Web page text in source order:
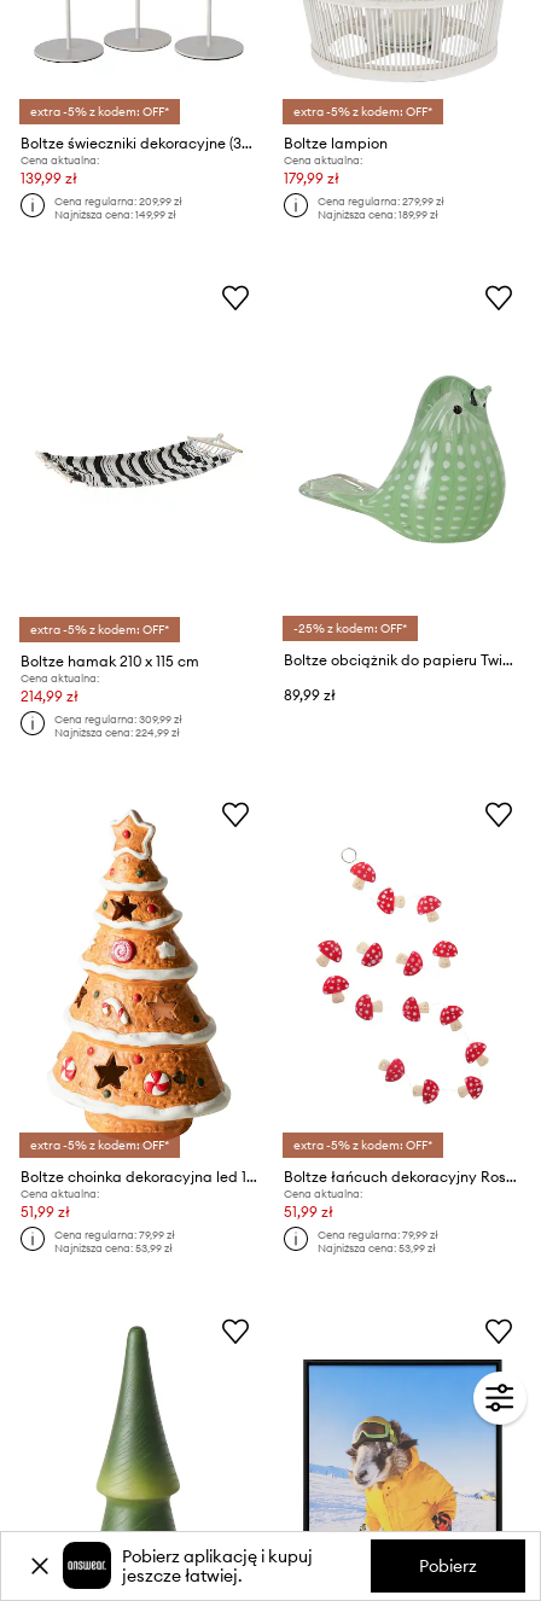
extra -5% z kodem: OFF*
Boltze świeczniki dekoracyjne (3-pack)
Cena aktualna:
139,99 zł
Cena regularna:209,99 zł
Najniższa cena:149,99 zł
extra -5% z kodem: OFF*
Boltze lampion
Cena aktualna:
179,99 zł
Cena regularna:279,99 zł
Najniższa cena:189,99 zł
extra -5% z kodem: OFF*
Boltze hamak 210 x 115 cm
Cena aktualna:
214,99 zł
Cena regularna:309,99 zł
Najniższa cena:224,99 zł
-25% z kodem: OFF*
Boltze obciążnik do papieru Twippy 12,4 x 6,5 x 8,8 cm
89,99 zł
extra -5% z kodem: OFF*
Boltze choinka dekoracyjna led 18,5 cm
Cena aktualna:
51,99 zł
Cena regularna:79,99 zł
Najniższa cena:53,99 zł
extra -5% z kodem: OFF*
Boltze łańcuch dekoracyjny Rospo L/180 cm
Cena aktualna:
51,99 zł
Cena regularna:79,99 zł
Najniższa cena:53,99 zł
Pobierz aplikację i kupuj
jeszcze łatwiej.
Pobierz